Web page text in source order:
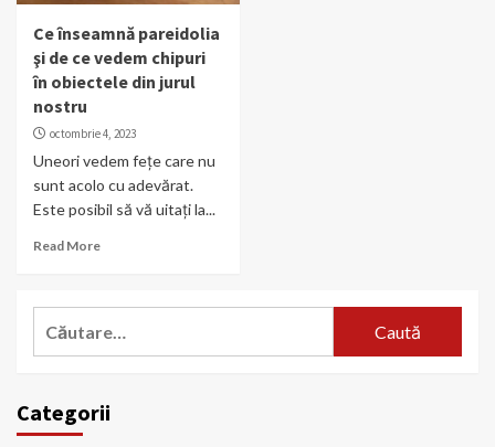
Ce înseamnă pareidolia
şi de ce vedem chipuri
în obiectele din jurul
nostru
octombrie 4, 2023
Uneori vedem fețe care nu
sunt acolo cu adevărat.
Este posibil să vă uitați la...
Read More
Categorii